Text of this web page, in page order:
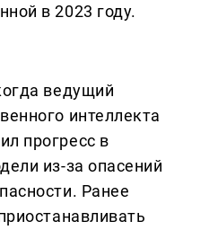
в 2023 году.
ведущий
интеллекта
прогресс в
из-за опасений
Ранее